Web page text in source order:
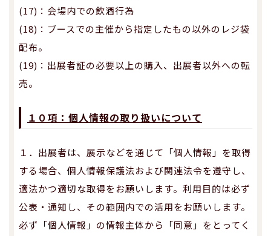
(17)：会場内での飲酒行為
(18)：ブースでの主催から指定したもの以外のレジ袋
配布。
(19)：出展者証の必要以上の購入、出展者以外への転
売。
１０項：個人情報の取り扱いについて
１．出展者は、展示などを通じて「個人情報」を取得
する場合、個人情報保護法および関連法令を遵守し、
適法かつ適切な取得をお願いします。利用目的は必ず
公表・通知し、その範囲内での活用をお願いします。
必ず「個人情報」の情報主体から「同意」をとってく